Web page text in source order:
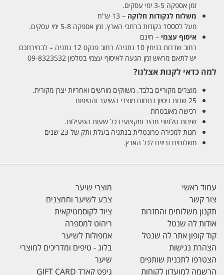
זמן אספקה 3-5 ימי עסקים.
משלוח לנקודות חלוקה – 13 ש"ח
מעל ל1000 נקודות ברחבי הארץ. זמן אספקה 5-8 ימי עסקים.
איסוף עצמי – חינם
רחוב שדרות בנימין 10 נתניה/ רחוב פנקס 12 נתניה – לבחירתכם
יש לתאם מראש זמן הגעה לאיסוף עצמי בטלפון 09-8323532
למה כדאי לקנות אצלנו?
מוצרים מקוריים בלבד. משווקים מורשים ואחריות יצרן מקורית.
25 שנות ניסיון בתחום מוצרי השיער והטיפוח
רכישה מאובטחת
שירות טלפוני מהיר ומקצועי בכל שעות הפעילות.
חנות למכירה פרונטלית בנתניה בעלת ותק של 23 שנים
משלוחים זריזים לכל הארץ.
עמוד ראשי
צור קשר
תקנון משלוחים והחזרות
אודות לה שנטל
קוד קופון אתר לה שנטל
הצהרת נגישות
הצטרפו לתכנית שותפים
הרשמה למועדון לקוחות
מוצרי שיער
צבע לשיער וחמצנים
ציוד לקוסמטיקאית
ריהוט למספרה
אמפולות לשיער
בלוג - טיפים ומדריכים למוצרי
שיער
גיפט קארד GIFT CARD